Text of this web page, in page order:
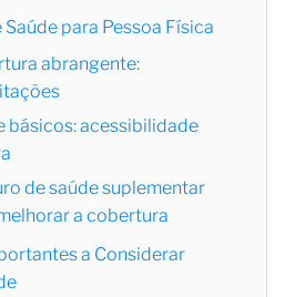
para Pessoa Física
abrangente:
básicos: acessibilidade
de saúde suplementar
a cobertura
a Considerar